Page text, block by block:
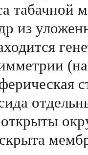
табачной
из
открыты